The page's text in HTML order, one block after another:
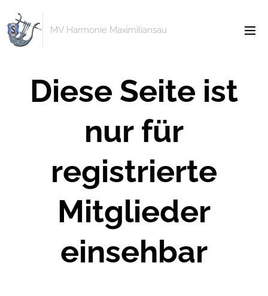
MV Harmonie Maximiliansau
Diese Seite ist
nur für
registrierte
Mitglieder
einsehbar